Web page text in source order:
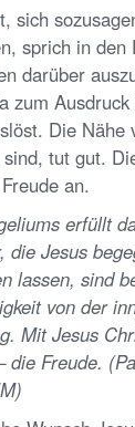
sich
sprich in den
darüber
zum
Die Nähe
tut gut.
an.
erfüllt
die Jesus
lassen, sind
von der
Mit Jesus
Freude.